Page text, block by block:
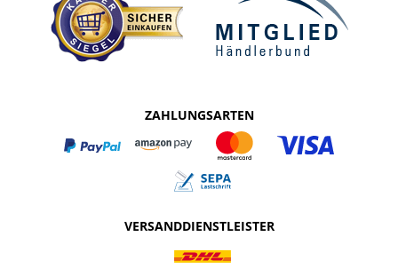
ZAHLUNGSARTEN
VERSANDDIENSTLEISTER